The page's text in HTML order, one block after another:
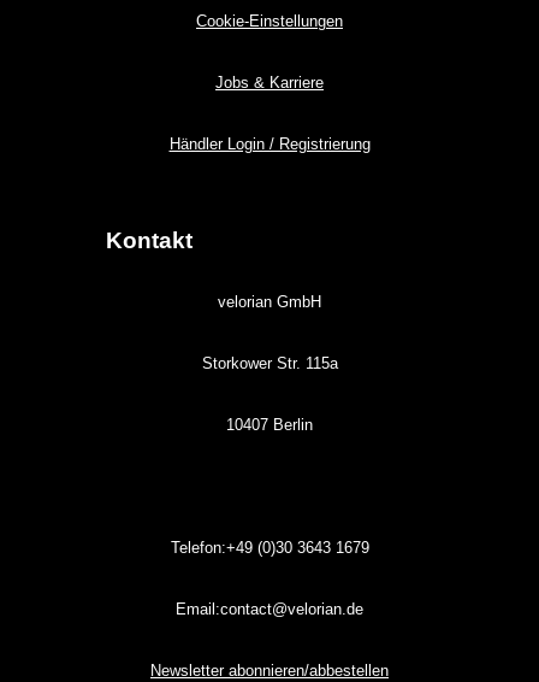
Cookie-Einstellungen
Jobs & Karriere
Händler Login / Registrierung
Kontakt
velorian GmbH
Storkower Str. 115a
10407 Berlin
Telefon:+49 (0)3036431679
Email:contact@velorian.de
Newsletter abonnieren/abbestellen